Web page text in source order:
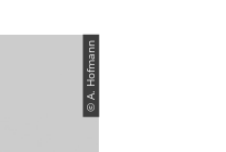
© A. Hofmann